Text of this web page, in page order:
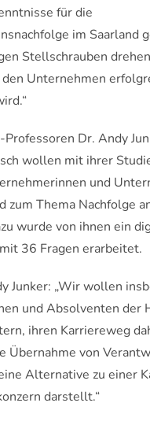
für die
im Saarland
Stellschrauben
Unternehmen
Dr. Andy
wollen mit ihrer
und
zum Thema Nachfolge
wurde von ihnen ein
36 Fragen erarbeitet.
Junker: „Wir wollen
und Absolventen der
ihren Karriereweg
Übernahme von
Alternative zu einer
darstellt.“